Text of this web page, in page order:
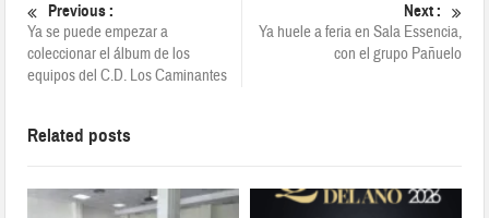
Previous :
Ya se puede empezar a
coleccionar el álbum de los
equipos del C.D. Los Caminantes
Next :
Ya huele a feria en Sala Essencia,
con el grupo Pañuelo
Related posts